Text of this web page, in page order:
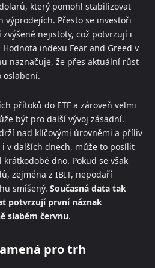
který pomohl stabilizovat
výprodejích. Přesto se investoři
nejistoty, což potvrzují i
indexu Fear and Greed v
naznačuje, že přes aktuální růst
oslabení.
přítoků do ETF a zároveň velmi
být pro další vývoj zásadní.
nad klíčovými úrovněmi a příliv
v dalších dnech, může to posílit
dno. Pokud se však
zejména z IBIT, nepodaří
smíšený. Současná data tak
potvrzují první náznak
slabém červnu.
pro trh